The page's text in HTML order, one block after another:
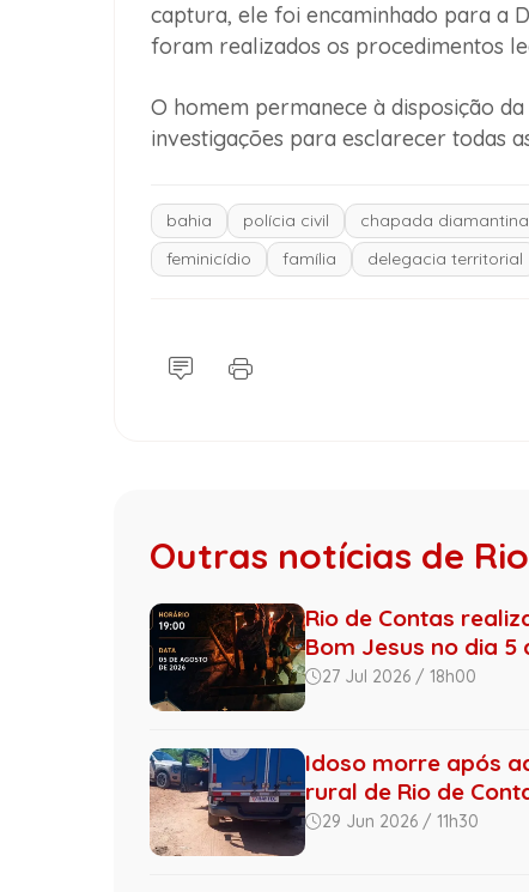
captura, ele foi encaminhado para a
foram realizados os procedimentos
O homem permanece à disposição da
investigações para esclarecer todas
bahia polícia civil chapada diamantina
feminicídio
família delegacia territorial
Outras notícias de
Rio de Contas
Bom Jesus no dia 5
27 Jul 2026 / 18h00
Idoso morre após
rural de Rio de
29 Jun 2026 / 11h30